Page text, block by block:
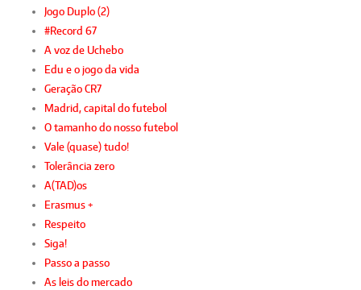
Jogo Duplo (2)
#Record 67
A voz de Uchebo
Edu e o jogo da vida
Geração CR7
Madrid, capital do futebol
O tamanho do nosso futebol
Vale (quase) tudo!
Tolerância zero
A(TAD)os
Erasmus +
Respeito
Siga!
Passo a passo
As leis do mercado